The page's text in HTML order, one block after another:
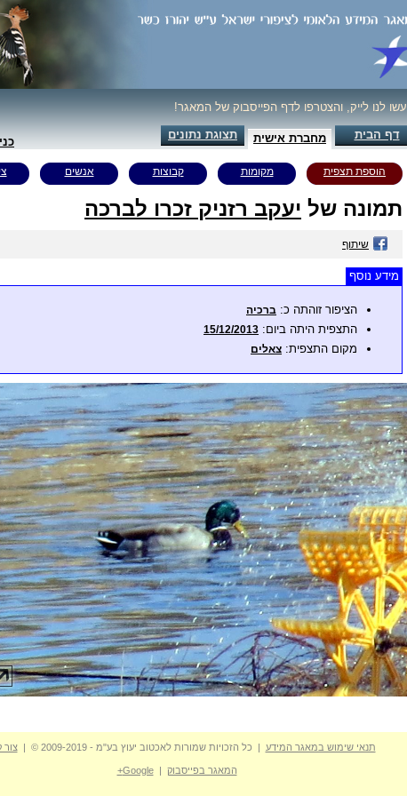
עשו לנו לייק, והצטרפו לדף הפייסבוק של המאגר!
דף הבית מחברת אישית תצוגת נתונים
הוספת תצפית מקומות קבוצות אנשים
תמונה של יעקב רזניק זכרו לברכה
שיתוף
מידע נוסף
הציפור זוהתה כ: ברכיה
התצפית היתה ביום: 15/12/2013
מקום התצפית: צאלים
תנאי שימוש במאגר המידע | כל הזכויות שמורות לאכטוב יעוץ בע"מ - 2009-2019 © | צור
המאגר בפייסבוק |
Google+